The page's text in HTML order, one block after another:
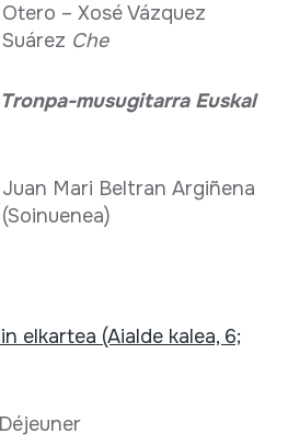
Otero – Xosé Vázquez
Suárez Che
Tronpa-musugitarra Euskal
Juan Mari Beltran Argiñena
(Soinuenea)
elkartea (Aialde kalea, 6;